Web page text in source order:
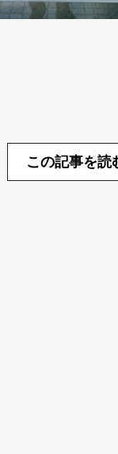
この記事を読